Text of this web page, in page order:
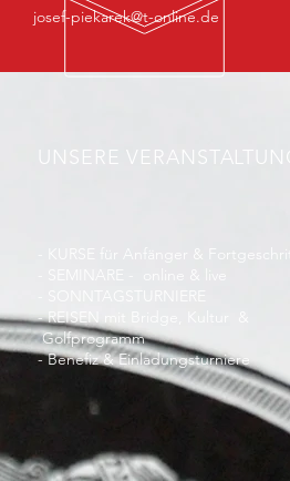
josef-piekarek@t-online.de
UNSERE
- KURSE für Anfänger &
- SEMINARE - online & live
- SONNTAGSTURNIERE
- REISEN mit Bridge, Kultur &
Golfprogramm
- Benefiz & Einladungsturniere